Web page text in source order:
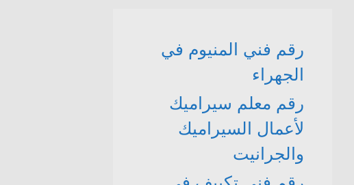
رقم فني المنيوم في
الجهراء
رقم معلم سيراميك
لأعمال السيراميك
والجرانيت